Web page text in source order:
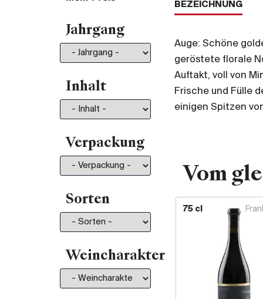
Von 50.- bis 75.-
Von 75.- bis 100.-
130
Von 150.- bis 200.-
Mehr als 200.-
210
Jahrgang
Inhalt
Verpackung
Sorten
Weincharakter
BEZEICHNUNG
Auge: Schöne
geröstete florale
Auftakt, voll von
Frische und Fülle
einigen Spitzen
Vom
75 cl